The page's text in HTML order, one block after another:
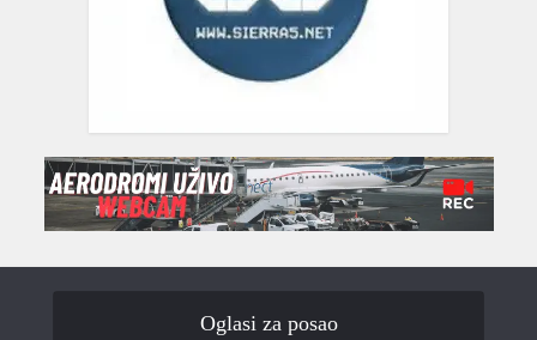
Oglasi za posao